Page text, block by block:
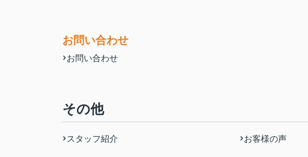
お問い合わせ
お問い合わせ
その他
スタッフ紹介 お客様の声